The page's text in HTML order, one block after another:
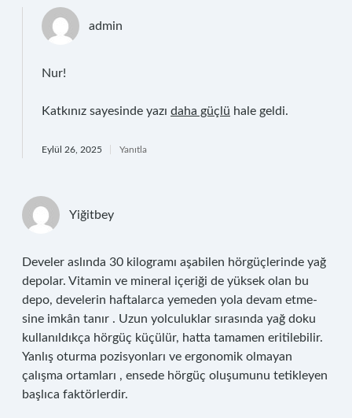
admin
Nur!
Katkınız sayesinde yazı daha güçlü hale geldi.
Eylül 26, 2025 Yanıtla
Yiğitbey
Develer aslında 30 kilogramı aşabilen hörgüçlerinde yağ
depolar. Vitamin ve mineral içeriği de yüksek olan bu
depo, develerin haftalarca yemeden yola devam etme-
sine imkân tanır . Uzun yolculuklar sırasında yağ doku
kullanıldıkça hörgüç küçülür, hatta tamamen eritilebilir.
Yanlış oturma pozisyonları ve ergonomik olmayan
çalışma ortamları , ensede hörgüç oluşumunu tetikleyen
başlıca faktörlerdir.